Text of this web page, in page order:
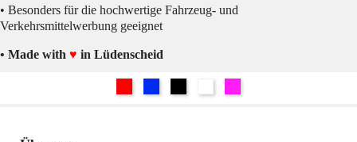
• Besonders für die hochwertige Fahrzeug- und
Verkehrsmittelwerbung geeignet
• Made with ♥ in Lüdenscheid